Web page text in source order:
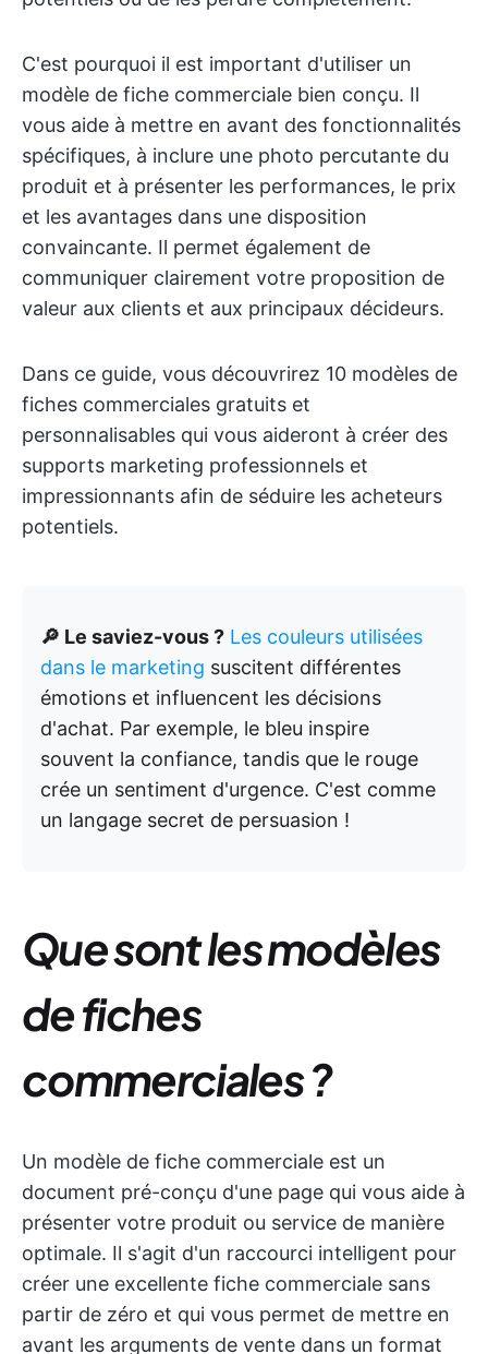
C'est pourquoi il est important d'utiliser un
modèle de fiche commerciale bien conçu. Il
vous aide à mettre en avant des fonctionnalités
spécifiques, à inclure une photo percutante du
produit et à présenter les performances, le prix
et les avantages dans une disposition
convaincante. Il permet également de
communiquer clairement votre proposition de
valeur aux clients et aux principaux décideurs.
Dans ce guide, vous découvrirez 10 modèles de
fiches commerciales gratuits et
personnalisables qui vous aideront à créer des
supports marketing professionnels et
impressionnants afin de séduire les acheteurs
potentiels.
🔎 Le saviez-vous ? Les couleurs utilisées
dans le marketing suscitent différentes
émotions et influencent les décisions
d'achat. Par exemple, le bleu inspire
souvent la confiance, tandis que le rouge
crée un sentiment d'urgence. C'est comme
un langage secret de persuasion !
Que sont les modèles
de fiches
commerciales ?
Un modèle de fiche commerciale est un
document pré-conçu d'une page qui vous aide à
présenter votre produit ou service de manière
optimale. Il s'agit d'un raccourci intelligent pour
créer une excellente fiche commerciale sans
partir de zéro et qui vous permet de mettre en
avant les arguments de vente dans un format